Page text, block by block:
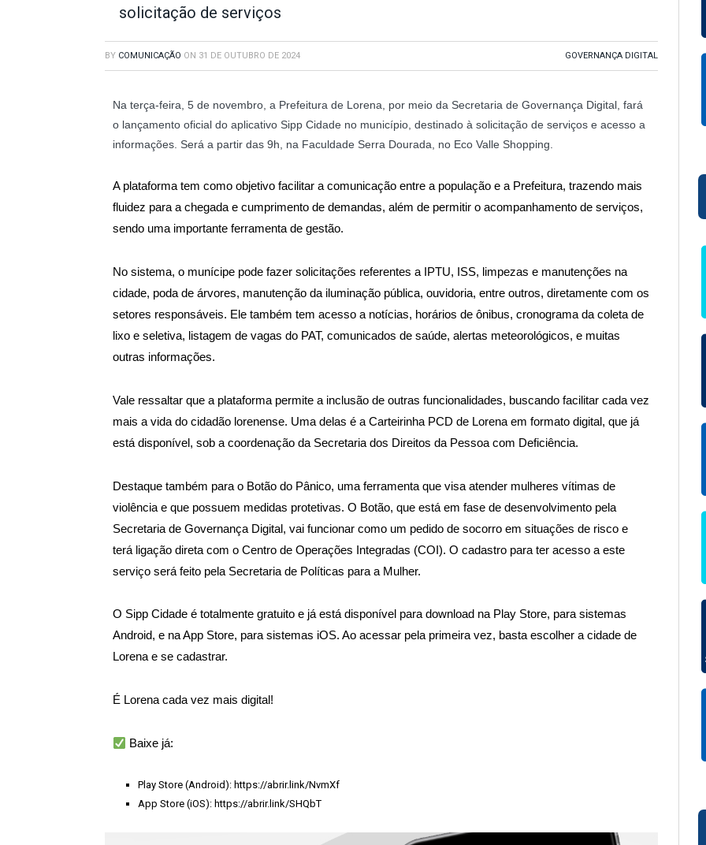
solicitação de serviços
BY COMUNICAÇÃO ON 31 DE OUTUBRO DE 2024 GOVERNANÇA DIGITAL
Na terça-feira, 5 de novembro, a Prefeitura de Lorena, por meio da Secretaria de Governança Digital, fará
o lançamento oficial do aplicativo Sipp Cidade no município, destinado à solicitação de serviços e acesso a
informações. Será a partir das 9h, na Faculdade Serra Dourada, no Eco Valle Shopping.
A plataforma tem como objetivo facilitar a comunicação entre a população e a Prefeitura, trazendo mais
fluidez para a chegada e cumprimento de demandas, além de permitir o acompanhamento de serviços,
sendo uma importante ferramenta de gestão.
No sistema, o munícipe pode fazer solicitações referentes a IPTU, ISS, limpezas e manutenções na
cidade, poda de árvores, manutenção da iluminação pública, ouvidoria, entre outros, diretamente com os
setores responsáveis. Ele também tem acesso a notícias, horários de ônibus, cronograma da coleta de
lixo e seletiva, listagem de vagas do PAT, comunicados de saúde, alertas meteorológicos, e muitas
outras informações.
Vale ressaltar que a plataforma permite a inclusão de outras funcionalidades, buscando facilitar cada vez
mais a vida do cidadão lorenense. Uma delas é a Carteirinha PCD de Lorena em formato digital, que já
está disponível, sob a coordenação da Secretaria dos Direitos da Pessoa com Deficiência.
Destaque também para o Botão do Pânico, uma ferramenta que visa atender mulheres vítimas de
violência e que possuem medidas protetivas. O Botão, que está em fase de desenvolvimento pela
Secretaria de Governança Digital, vai funcionar como um pedido de socorro em situações de risco e
terá ligação direta com o Centro de Operações Integradas (COI). O cadastro para ter acesso a este
serviço será feito pela Secretaria de Políticas para a Mulher.
O Sipp Cidade é totalmente gratuito e já está disponível para download na Play Store, para sistemas
Android, e na App Store, para sistemas iOS. Ao acessar pela primeira vez, basta escolher a cidade de
Lorena e se cadastrar.
É Lorena cada vez mais digital!
Baixe já:
Play Store (Android): https://abrir.link/NvmXf
App Store (iOS): https://abrir.link/SHQbT